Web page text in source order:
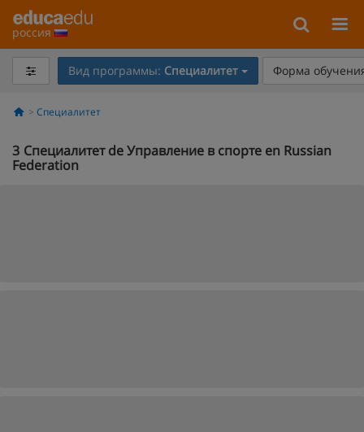
россия
Вид программы: Специалитет Форма
Специалитет
3 Специалитет de Управление в спорте en Russian
Federation